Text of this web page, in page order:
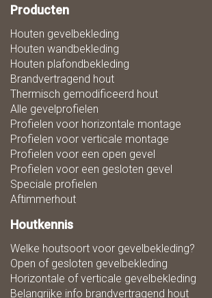
Producten
Houten gevelbekleding
Houten wandbekleding
Houten plafondbekleding
Brandvertragend hout
Thermisch gemodificeerd hout
Alle gevelprofielen
Profielen voor horizontale montage
Profielen voor verticale montage
Profielen voor een open gevel
Profielen voor een gesloten gevel
Speciale profielen
Aftimmerhout
Houtkennis
Welke houtsoort voor gevelbekleding?
Open of gesloten gevelbekleding
Horizontale of verticale gevelbekleding
Belangrijke info brandvertragend hout